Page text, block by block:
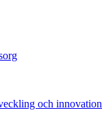
och innovation